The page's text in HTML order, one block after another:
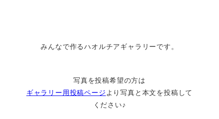
みんなで作るハオルチアギャラリーです。
写真を投稿希望の方は
ギャラリー用投稿ページ より写真と本文を投稿して
ください♪